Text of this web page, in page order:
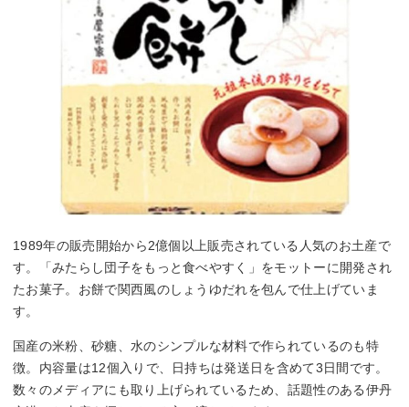
1989年の販売開始から2億個以上販売されている人気のお土産で
す。「みたらし団子をもっと食べやすく」をモットーに開発され
たお菓子。お餅で関西風のしょうゆだれを包んで仕上げていま
す。
国産の米粉、砂糖、水のシンプルな材料で作られているのも特
徴。内容量は12個入りで、日持ちは発送日を含めて3日間です。
数々のメディアにも取り上げられているため、話題性のある伊丹